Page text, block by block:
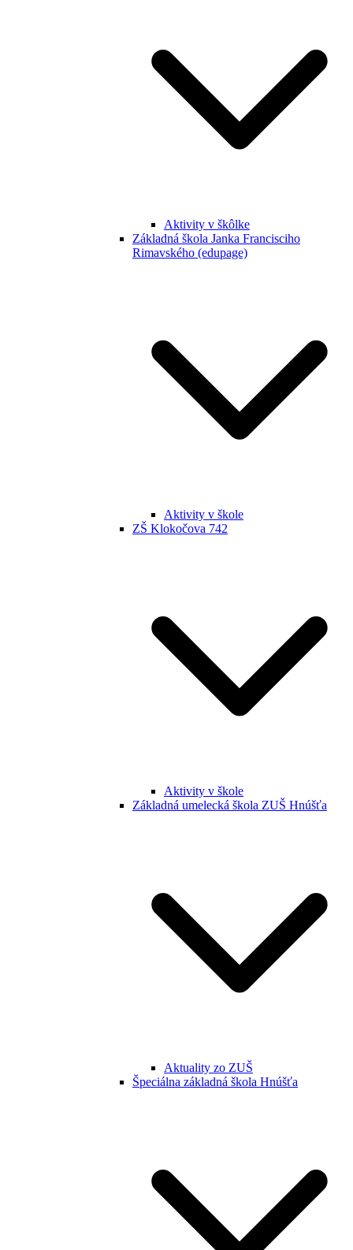
Aktivity v škôlke
Základná škola Janka Francisciho
Rimavského (edupage)
Aktivity v škole
ZŠ Klokočova 742
Aktivity v škole
Základná umelecká škola ZUŠ Hnúšťa
Aktuality zo ZUŠ
Špeciálna základná škola Hnúšťa